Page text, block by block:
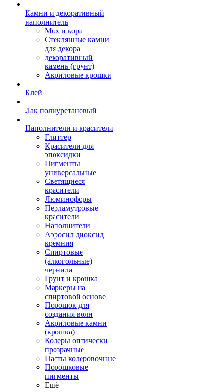
Камни и декоративный
наполнитель
Мох и кора
Стеклянные камни
для декора
декоративный
камень (грунт)
Акриловые крошки
Клей
Лак полиуретановый
Наполнители и красители
Глиттер
Красители для
эпоксидки
Пигменты
универсальные
Светящиеся
красители
Люминофоры
Перламутровые
красители
Наполнители
Аэросил диоксид
кремния
Спиртовые
(алкогольные)
чернила
Грунт и крошка
Маркеры на
спиртовой основе
Порошок для
создания волн
Акриловые камни
(крошка)
Колеры оптически
прозрачные
Пасты колеровочные
Порошковые
пигменты
Ещё